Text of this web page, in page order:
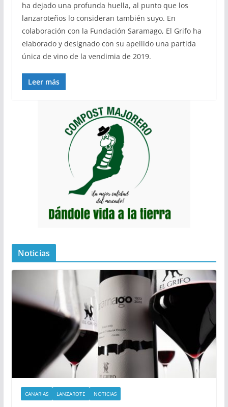
ha dejado una profunda huella, al punto que los
lanzaroteños lo consideran también suyo. En
colaboración con la Fundación Saramago, El Grifo ha
elaborado y designado con su apellido una partida
única de vino de la vendimia de 2019.
Leer más
Noticias
CANARIAS LANZAROTE NOTICIAS